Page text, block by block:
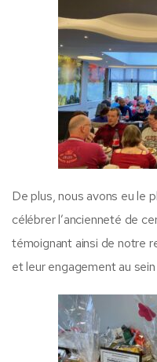
De plus, nous avons eu le
célébrer l’ancienneté de
témoignant ainsi de notre
et leur engagement au